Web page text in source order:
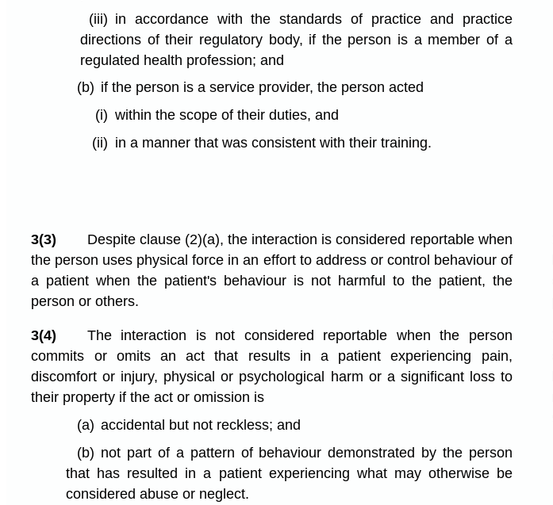
(iii) in accordance with the standards of practice and practice
directions of their regulatory body, if the person is a member of a
regulated health profession; and
(b) if the person is a service provider, the person acted
(i) within the scope of their duties, and
(ii) in a manner that was consistent with their training.
3(3)
Despite clause (2)⁠(a), the interaction is considered reportable when
the person uses physical force in an effort to address or control behaviour of
a patient when the patient's behaviour is not harmful to the patient, the
person or others.
3(4) The interaction is not considered reportable when
the person
commits or omits an act that results in a patient experiencing pain,
discomfort or injury, physical or psychological harm or a significant loss to
their property if the act or omission is
(a) accidental but not reckless; and
(b) not part of a pattern of behaviour demonstrated by the person
that has resulted in a patient experiencing what may otherwise be
considered abuse or neglect.